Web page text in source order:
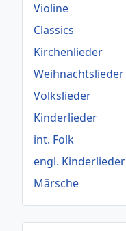
Violine
Classics
Kirchenlieder
Weihnachtslieder
Volkslieder
Kinderlieder
int. Folk
engl. Kinderlieder
Märsche